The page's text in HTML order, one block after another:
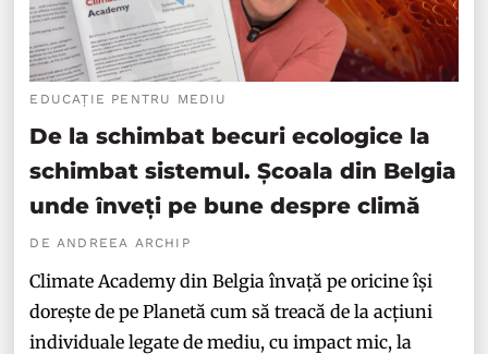
EDUCAȚIE PENTRU MEDIU
De la schimbat becuri ecologice la
schimbat sistemul. Școala din Belgia
unde înveți pe bune despre climă
DE ANDREEA ARCHIP
Climate Academy din Belgia învață pe oricine își
dorește de pe Planetă cum să treacă de la acțiuni
individuale legate de mediu, cu impact mic, la